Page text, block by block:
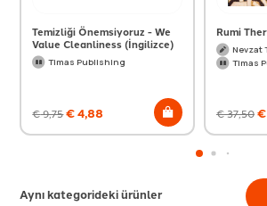
Temizliği Önemsiyoruz - We
Value Cleanliness (İngilizce)
Timas Publishing
€9,75€4,88
Rumi
Nevzat
Timas
€37,50€
Aynı kategorideki ürünler